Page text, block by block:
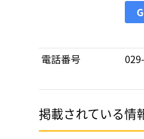
電話番号
掲載されている情